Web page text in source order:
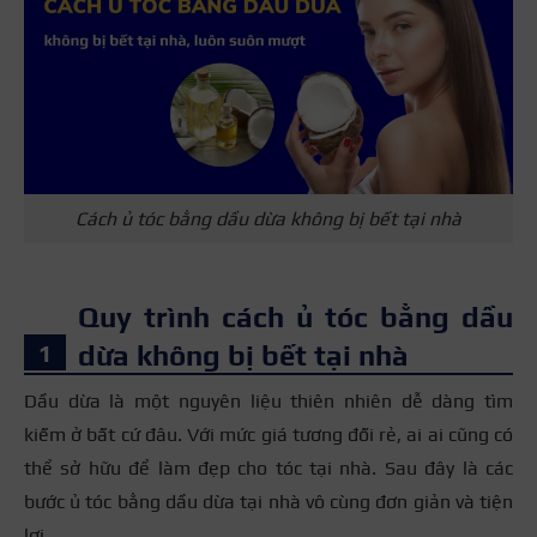
Cách ủ tóc bằng dầu dừa không bị bết tại nhà
Quy trình cách ủ tóc bằng dầu
dừa không bị bết tại nhà
Dầu dừa là một nguyên liệu thiên nhiên dễ dàng tìm
kiếm ở bất cứ đâu.Với mức giá tương đối rẻ, ai ai cũng có
thể sở hữu để làm đẹp cho tóc tại nhà. Sau đây là các
bước ủ tóc bằng dầu dừa tại nhà vô cùng đơn giản và tiện